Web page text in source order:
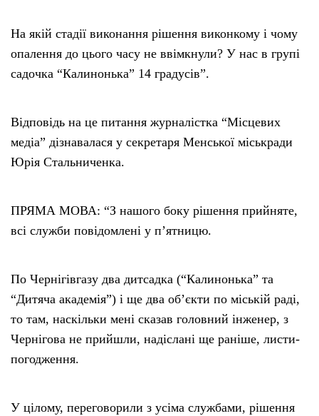
На якій стадії виконання рішення виконкому і чому
опалення до цього часу не ввімкнули? У нас в групі
садочка “Калинонька” 14 градусів”.
Відповідь на це питання журналістка “Місцевих
медіа” дізнавалася у секретаря Менської міськради
Юрія Стальниченка.
ПРЯМА МОВА: “З нашого боку рішення прийняте,
всі служби повідомлені у п’ятницю.
По Чернігівгазу два дитсадка (“Калинонька” та
“Дитяча академія”) і ще два об’єкти по міській раді,
то там, наскільки мені сказав головний інженер, з
Чернігова не прийшли, надіслані ще раніше, листи-
погодження.
У цілому, переговорили з усіма службами, рішення